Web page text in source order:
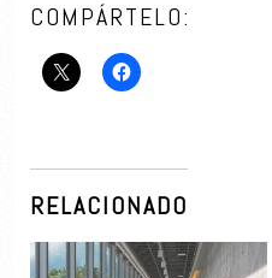
COMPÁRTELO:
RELACIONADO